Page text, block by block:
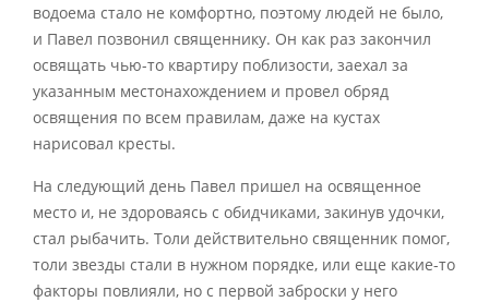
водоема стало не комфортно, поэтому людей не было,
и Павел позвонил священнику. Он как раз закончил
освящать чью-то квартиру поблизости, заехал за
указанным местонахождением и провел обряд
освящения по всем правилам, даже на кустах
нарисовал кресты.
На следующий день Павел пришел на освященное
место и, не здороваясь с обидчиками, закинув удочки,
стал рыбачить. Толи действительно священник помог,
толи звезды стали в нужном порядке, или еще какие-то
факторы повлияли, но с первой заброски у него